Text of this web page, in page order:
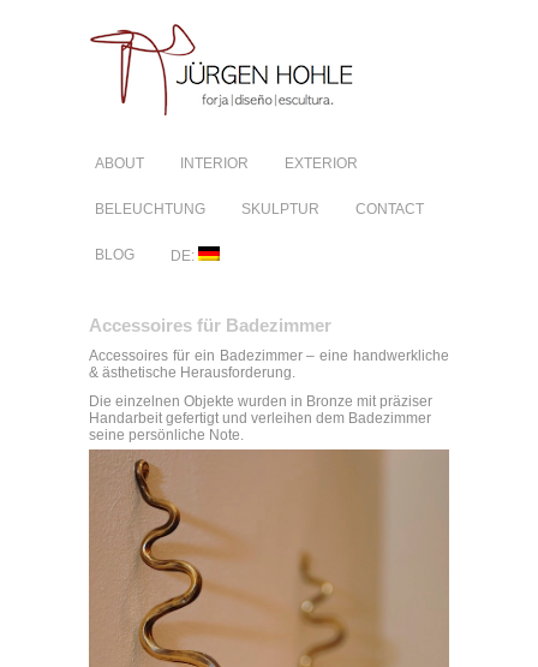
ABOUT INTERIOR EXTERIOR
BELEUCHTUNG SKULPTUR CONTACT
BLOG DE:
Accessoires für Badezimmer
Accessoires für ein Badezimmer – eine handwerkliche
& ästhetische Herausforderung.
Die einzelnen Objekte wurden in Bronze mit präziser
Handarbeit gefertigt und verleihen dem Badezimmer
seine persönliche Note.